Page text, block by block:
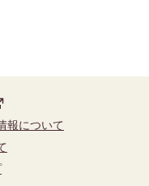
報について